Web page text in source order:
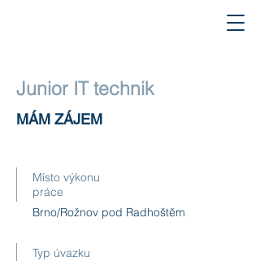
Junior IT technik
MÁM ZÁJEM
Místo výkonu
práce
Brno/Rožnov pod Radhoštěm
Typ úvazku